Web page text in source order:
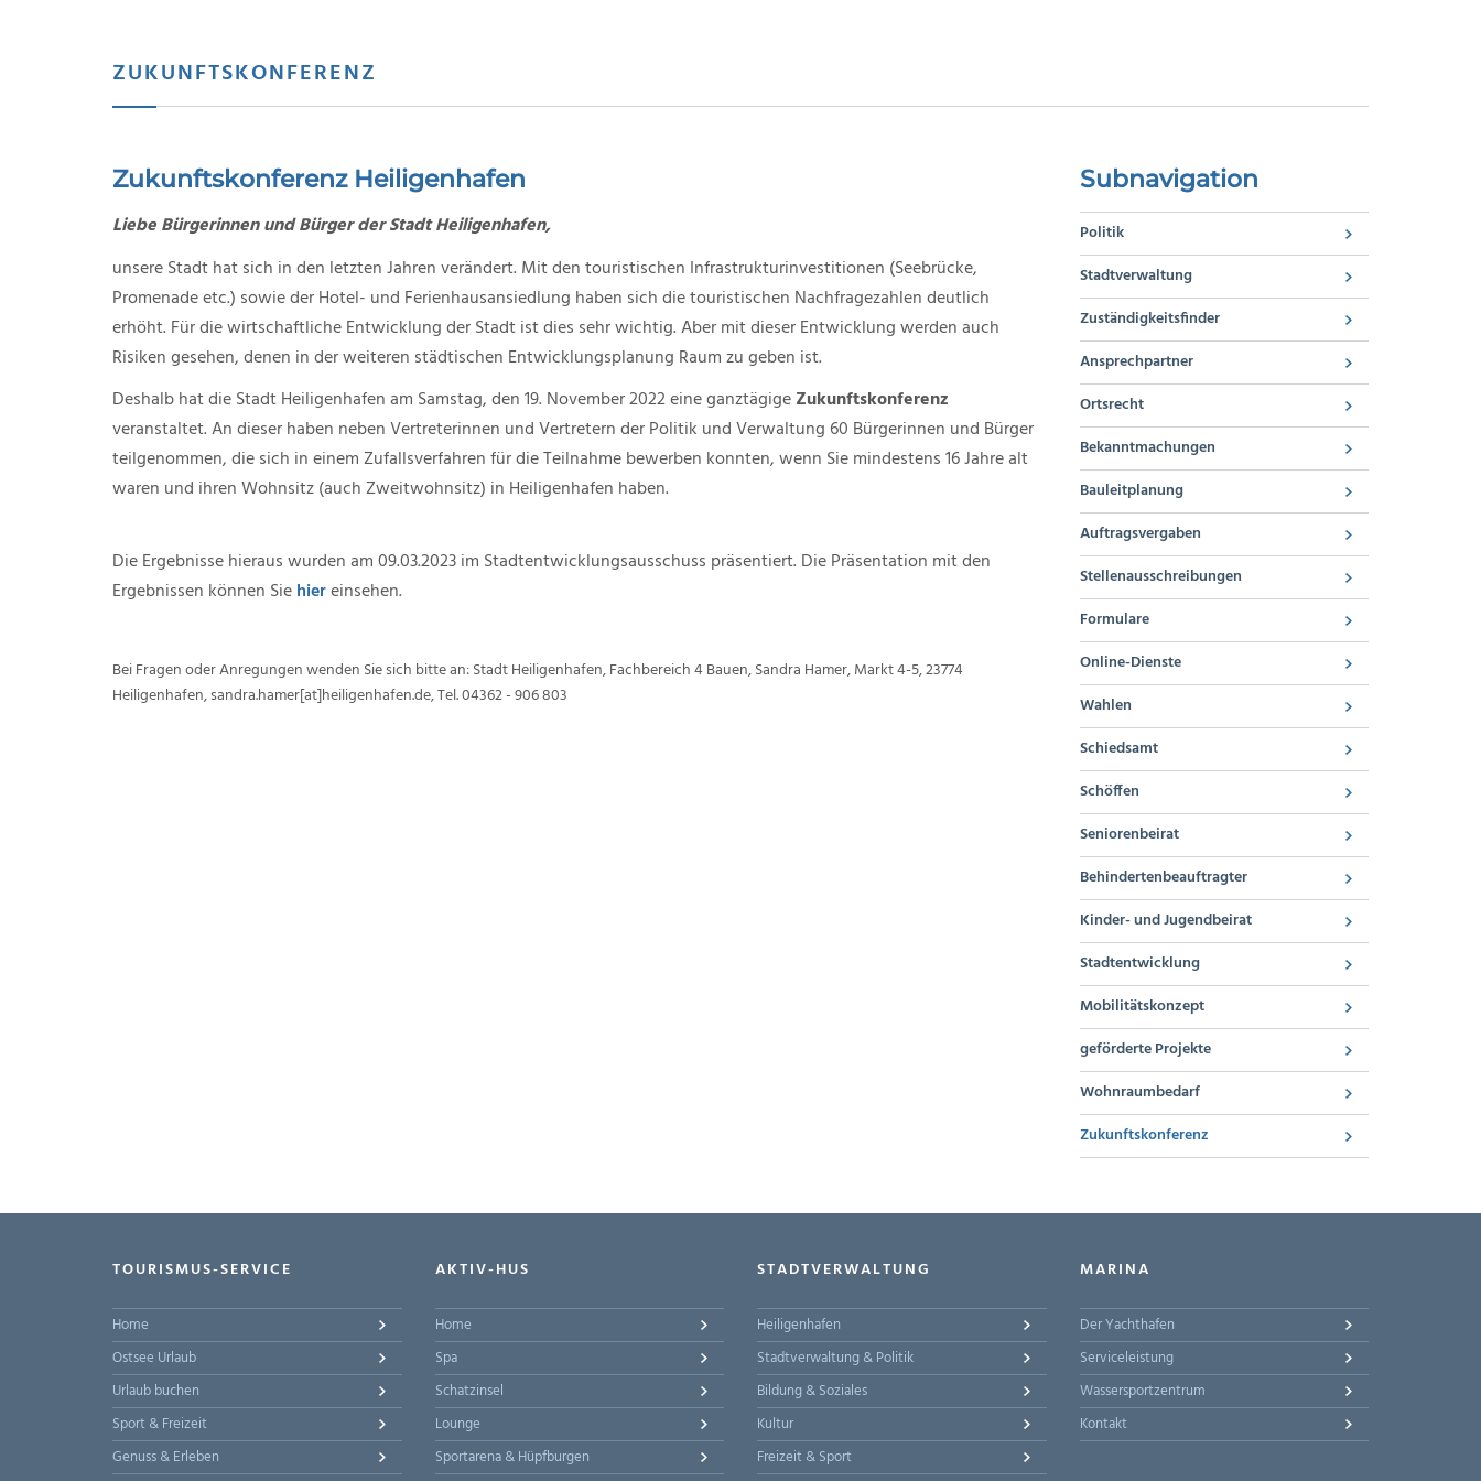
ZUKUNFTSKONFERENZ
Zukunftskonferenz Heiligenhafen
Liebe Bürgerinnen und Bürger der Stadt Heiligenhafen,
unsere Stadt hat sich in den letzten Jahren verändert. Mit den touristischen Infrastrukturinvestitionen (Seebrücke,
Promenade etc.) sowie der Hotel- und Ferienhausansiedlung haben sich die touristischen Nachfragezahlen deutlich
erhöht. Für die wirtschaftliche Entwicklung der Stadt ist dies sehr wichtig. Aber mit dieser Entwicklung werden auch
Risiken gesehen, denen in der weiteren städtischen Entwicklungsplanung Raum zu geben ist.
Deshalb hat die Stadt Heiligenhafen am Samstag, den 19. November 2022 eine ganztägigeZukunftskonferenz
veranstaltet. An dieser haben neben Vertreterinnen und Vertretern der Politik und Verwaltung 60 Bürgerinnen und Bürger
teilgenommen, die sich in einem Zufallsverfahren für die Teilnahme bewerben konnten, wenn Sie mindestens 16 Jahre alt
waren und ihren Wohnsitz (auch Zweitwohnsitz) in Heiligenhafen haben.
Die Ergebnisse hieraus wurden am 09.03.2023 im Stadtentwicklungsausschuss präsentiert. Die Präsentation mit den
Ergebnissen können Siehiereinsehen.
Bei Fragen oder Anregungen wenden Sie sich bitte an: Stadt Heiligenhafen, Fachbereich 4 Bauen, Sandra Hamer, Markt 4-5, 23774
Heiligenhafen, sandra.hamer[at]heiligenhafen.de, Tel. 04362 - 906 803
Subnavigation
Politik
Stadtverwaltung
Zuständigkeitsfinder
Ansprechpartner
Ortsrecht
Bekanntmachungen
Bauleitplanung
Auftragsvergaben
Stellenausschreibungen
Formulare
Online-Dienste
Wahlen
Schiedsamt
Schöffen
Seniorenbeirat
Behindertenbeauftragter
Kinder- und Jugendbeirat
Stadtentwicklung
Mobilitätskonzept
geförderte Projekte
Wohnraumbedarf
Zukunftskonferenz
TOURISMUS-SERVICE
Home
Ostsee Urlaub
Urlaub buchen
Sport & Freizeit
Genuss & Erleben
AKTIV-HUS
Home
Spa
Schatzinsel
Lounge
Sportarena & Hüpfburgen
STADTVERWALTUNG
Heiligenhafen
Stadtverwaltung & Politik
Bildung & Soziales
Kultur
Freizeit & Sport
MARINA
Der Yachthafen
Serviceleistung
Wassersportzentrum
Kontakt